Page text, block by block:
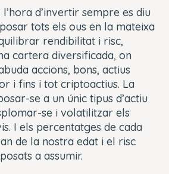
l’hora d’invertir sempre es diu
tots els ous en la mateixa
rendibilitat i risc,
cartera diversificada, on
accions, bons, actius
i fins i tot criptoactius. La
se a un únic tipus d’actiu
se i volatilitzar els
I els percentatges de cada
de la nostra edat i el risc
a assumir.